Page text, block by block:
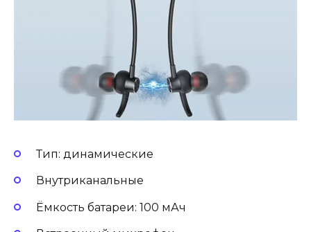
Тип: динамические
Внутриканальные
Ёмкость батареи: 100 мАч